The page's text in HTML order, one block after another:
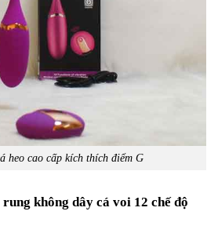
heo cao cấp kích thích điểm G
không dây cá voi 12 chế độ